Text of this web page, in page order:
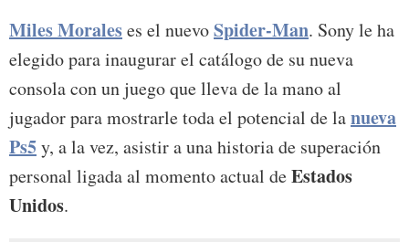
Miles Moraleses el nuevoSpider-Man. Sony le ha
elegido para inaugurar el catálogo de su nueva
consola con un juego que lleva de la mano al
jugador para mostrarle toda el potencial de lanueva
Ps5y, a la vez, asistir a una historia de superación
personal ligada al momento actual deEstados
Unidos.